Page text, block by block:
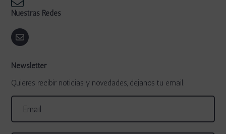
Nuestras Redes
Newsletter
Quieres recibir noticias y novedades, dejanos tu email.